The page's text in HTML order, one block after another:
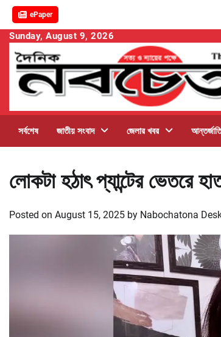
ePaper
Skip
content
Sunday, August 9, 2026
সর্বশেষ জাতীয় সংবাদ জেলার খবর
লোকটা হঠাৎ প্যান্টের ভেতরে
Posted on August 15, 2025 by Nabochatona